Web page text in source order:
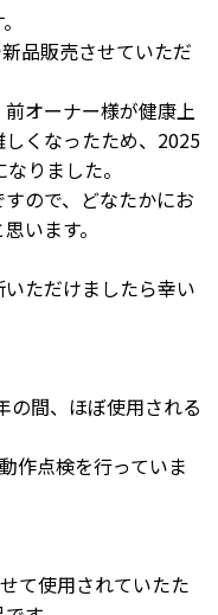
品販売させていただ
オーナー様が健康上
くなったため、2025
りました。
ので、どなたかにお
います。
ただけましたら幸い
の間、ほぼ使用される
作点検を行っていま
て使用されていたた